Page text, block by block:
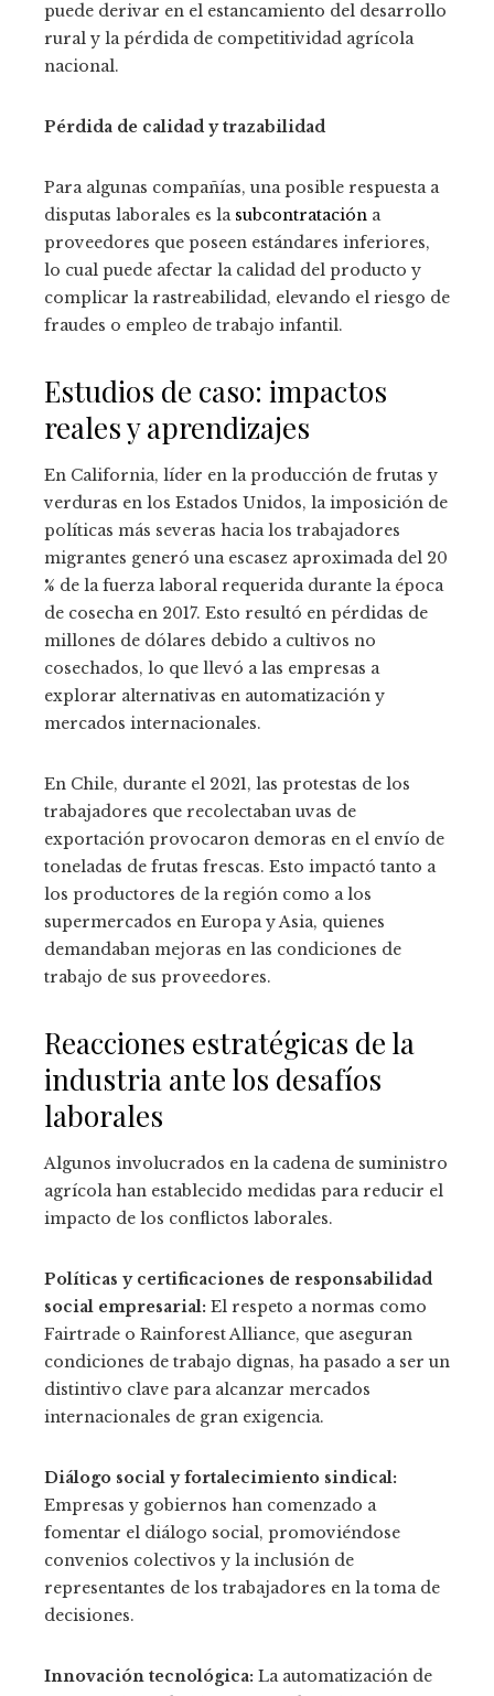
puede derivar en el estancamiento del desarrollo
rural y la pérdida de competitividad agrícola
nacional.
Pérdida de calidad y trazabilidad
Para algunas compañías, una posible respuesta a
disputas laborales es la subcontratación a
proveedores que poseen estándares inferiores,
lo cual puede afectar la calidad del producto y
complicar la rastreabilidad, elevando el riesgo de
fraudes o empleo de trabajo infantil.
Estudios de caso: impactos
reales y aprendizajes
En California, líder en la producción de frutas y
verduras en los Estados Unidos, la imposición de
políticas más severas hacia los trabajadores
migrantes generó una escasez aproximada del 20
% de la fuerza laboral requerida durante la época
de cosecha en 2017. Esto resultó en pérdidas de
millones de dólares debido a cultivos no
cosechados, lo que llevó a las empresas a
explorar alternativas en automatización y
mercados internacionales.
En Chile, durante el 2021, las protestas de los
trabajadores que recolectaban uvas de
exportación provocaron demoras en el envío de
toneladas de frutas frescas. Esto impactó tanto a
los productores de la región como a los
supermercados en Europa y Asia, quienes
demandaban mejoras en las condiciones de
trabajo de sus proveedores.
Reacciones estratégicas de la
industria ante los desafíos
laborales
Algunos involucrados en la cadena de suministro
agrícola han establecido medidas para reducir el
impacto de los conflictos laborales.
Políticas y certificaciones de responsabilidad
social empresarial: El respeto a normas como
Fairtrade o Rainforest Alliance, que aseguran
condiciones de trabajo dignas, ha pasado a ser un
distintivo clave para alcanzar mercados
internacionales de gran exigencia.
Diálogo social y fortalecimiento sindical:
Empresas y gobiernos han comenzado a
fomentar el diálogo social, promoviéndose
convenios colectivos y la inclusión de
representantes de los trabajadores en la toma de
decisiones.
Innovación tecnológica: La automatización de